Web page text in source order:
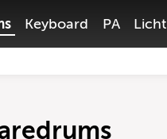
Keyboard PA Licht